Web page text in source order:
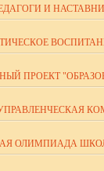
И
ПРОЕКТ
ОЛИМПИАДА